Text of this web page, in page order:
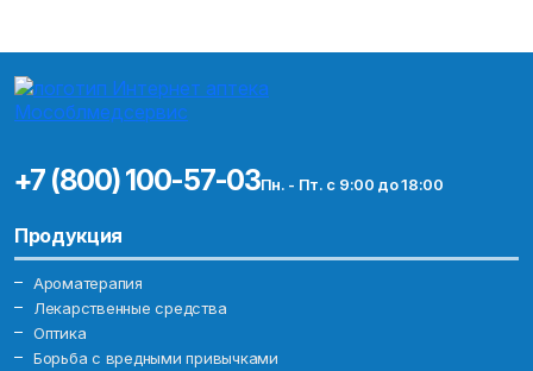
+7 (800) 100-57-03Пн. - Пт. с 9:00 до 18:00
Продукция
Ароматерапия
Лекарственные средства
Оптика
Борьба с вредными привычками